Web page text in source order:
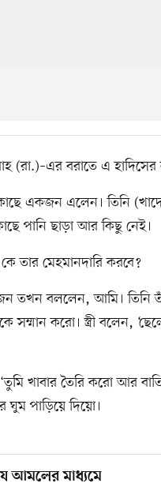
(রা.)–এর বরাতে এ হাদিসের
একজন এলেন। তিনি
পানি ছাড়া আর কিছু নেই।
তার মেহমানদারি করবে?
বললেন, আমি। তিনি
সম্মান করো। স্ত্রী বলেন,
খাবার তৈরি করো আর বাতি
ঘুম পাড়িয়ে দিয়ো।
আমলের মাধ্যমে